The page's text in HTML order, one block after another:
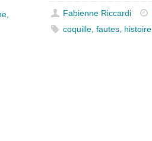
,
Fabienne Riccardi
coquille ,fautes histoire